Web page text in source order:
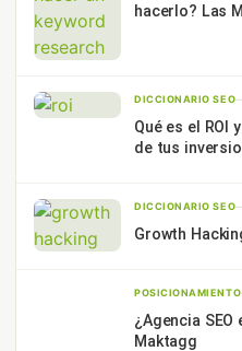
hacerlo? Las
DICCIONARIO SEO
Qué es el ROI
de tus
DICCIONARIO SEO
Growth
POSICIONAMIENTO
¿Agencia SEO
Maktagg